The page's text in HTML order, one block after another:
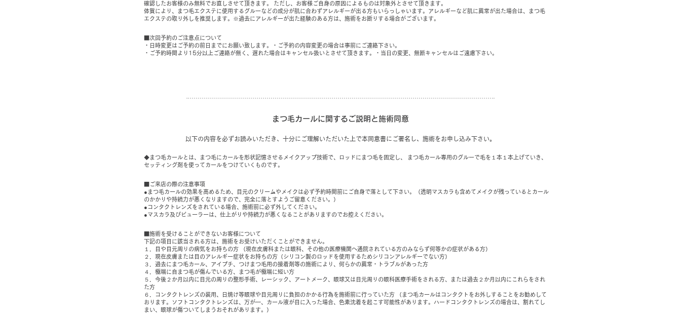
確認したお客様のみ無料でお直しさせて頂きます。 ただし、お客様ご自身の原因によるものは対象外とさせて頂きます。
体質により、まつ毛エクステに使用するグルーなどの成分が肌に合わずアレルギーが出る方もいらっしゃいます。アレルギーなど肌に異常が出た場合は、まつ毛
エクステの取り外しを推奨します。※過去にアレルギーが出た経験のある方は、施術をお断りする場合がございます。
■次回予約のご注意点について
・日時変更はご予約の前日までにお願い致します。・ご予約の内容変更の場合は事前にご連絡下さい。
・ご予約時間より15分以上ご連絡が無く、遅れた場合はキャンセル扱いとさせて頂きます。・当日の変更、無断キャンセルはご遠慮下さい。
まつ毛カールに関するご説明と施術同意
◆まつ毛カールとは、まつ毛にカールを形状記憶させるメイクアップ技術で、ロッドにまつ毛を固定し、 まつ毛カール専用のグルーで毛を１本１本上げていき、
セッティング剤を使ってカールをつけていくものです。
■ご来店の際の注意事項
●まつ毛カールの効果を高めるため、目元のクリームやメイクは必ず予約時間前にご自身で落として下さい。（透明マスカラも含めてメイクが残っているとカール
のかかりや持続力が悪くなりますので、完全に落とすようご留意ください。）
●コンタクトレンズをされている場合、施術前に必ず外してください。
●マスカラ及びビューラーは、仕上がりや持続力が悪くなることがありますのでお控えください。
■施術を受けることができないお客様について
下記の項目に該当される方は、施術をお受けいただくことができません。
１．目や目元周りの病気をお持ちの方 （現在皮膚科または眼科、その他の医療機関へ通院されている方のみならず何等かの症状がある方）
２．現在皮膚または目のアレルギー症状をお持ちの方（シリコン製のロッドを使用するためシリコンアレルギーでない方）
３．過去にまつ毛カール、アイプチ、つけまつ毛用の接着剤等の施術により、何らかの異常・トラブルがあった方
４．極端に自まつ毛が傷んでいる方、まつ毛が極端に短い方
５．今後２か月以内に目元の周りの整形手術、レーシック、アートメーク、眼球又は目元周りの眼科医療手術をされる方、または過去２か月以内にこれらをされ
た方
６．コンタクトレンズの装用、日焼け等眼球や目元周りに負担のかかる行為を施術前に行っていた方 （まつ毛カールはコンタクトをお外しすることをお勧めして
おります。ソフトコンタクトレンズは、万が一、カール液が目に入った場合、色素沈着を起こす可能性があります。ハードコンタクトレンズの場合は、割れてし
まい、眼球が傷ついてしまうおそれがあります。）
以下の内容を必ずお読みいただき、十分にご理解いただいた上で本同意書にご署名し、施術をお申し込み下さい。